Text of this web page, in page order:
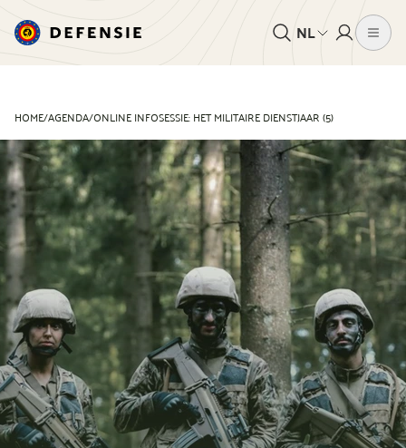
NL
HOME/AGENDA/ONLINE INFOSESSIE: HET MILITAIRE DIENSTJAAR (5)